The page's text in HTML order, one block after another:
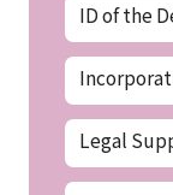
ID of the
Legal